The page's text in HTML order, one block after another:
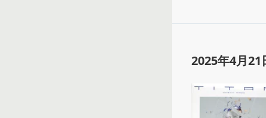
2025年4月21